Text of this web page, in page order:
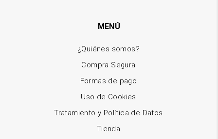
MENÚ
¿Quiénes somos?
Compra Segura
Formas de pago
Uso de Cookies
Tratamiento y Política de Datos
Tienda